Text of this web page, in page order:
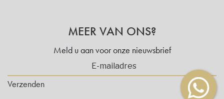
MEER VAN ONS?
Meld u aan voor onze nieuwsbrief